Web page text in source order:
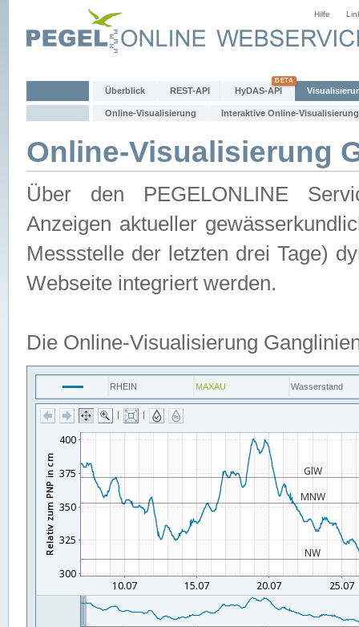
Hilfe
Überblick REST-API HyDAS-API
Online-Visualisierung Interaktive Online-Visualisierung
Online-Visualisierung
Über den PEGELONLINE
Anzeigen aktueller
Messstelle der letzten drei Tage)
Webseite integriert werden.
Die Online-Visualisierung